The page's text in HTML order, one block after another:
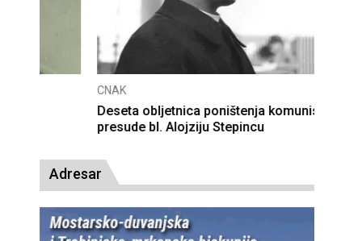
Deseta obljetnica poništenja komunističke
presude bl. Alojziju Stepincu
Adresar